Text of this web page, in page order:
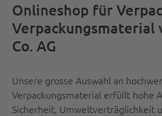
Onlineshop für
Verpackungsmaterial
Co. AG
Unsere grosse Auswahl an
Verpackungsmaterial erfüllt hohe
Sicherheit, Umweltverträglichkeit